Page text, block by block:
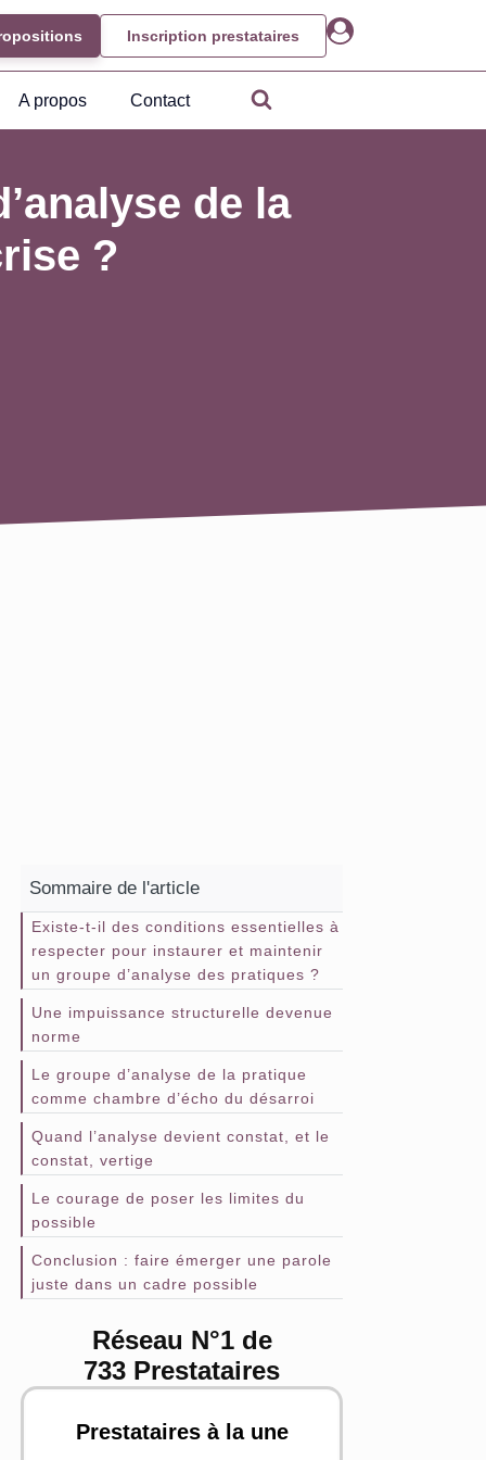
Inscription prestataires
A propos Contact
de la
?
Sommaire de l'article
Existe-t-il des conditions essentielles à
respecter pour instaurer et maintenir
un groupe d’analyse des pratiques ?
Une impuissance structurelle devenue
norme
Le groupe d’analyse de la pratique
comme chambre d’écho du désarroi
Quand l’analyse devient constat, et le
constat, vertige
Le courage de poser les limites du
possible
Conclusion : faire émerger une parole
juste dans un cadre possible
Réseau N°1 de
733 Prestataires
Prestataires à la une